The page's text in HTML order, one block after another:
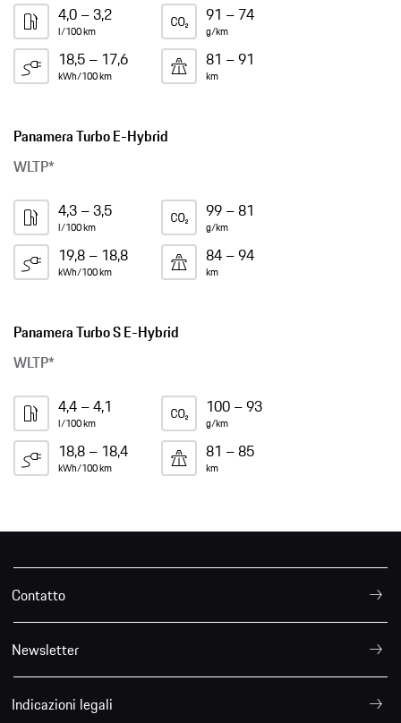
4,0 – 3,2
l/100 km
91 – 74
g/km
18,5 – 17,6
kWh/100 km
81 – 91
km
Panamera Turbo E-Hybrid
WLTP*
4,3 – 3,5
l/100 km
99 – 81
g/km
19,8 – 18,8
kWh/100 km
84 – 94
km
Panamera Turbo S E-Hybrid
WLTP*
4,4 – 4,1
l/100 km
100 – 93
g/km
18,8 – 18,4
kWh/100 km
81 – 85
km
Contatto
Newsletter
Indicazioni legali